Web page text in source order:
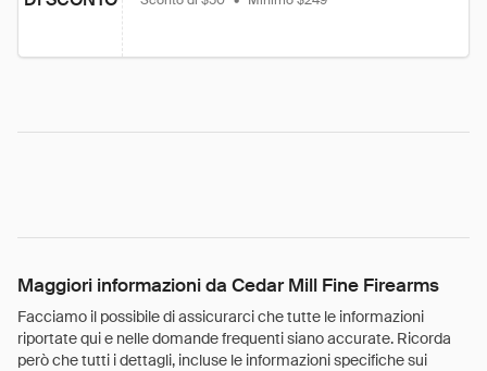
Maggiori informazioni da Cedar Mill Fine Firearms
Facciamo il possibile di assicurarci che tutte le informazioni
riportate qui e nelle domande frequenti siano accurate. Ricorda
però che tutti i dettagli, incluse le informazioni specifiche sui